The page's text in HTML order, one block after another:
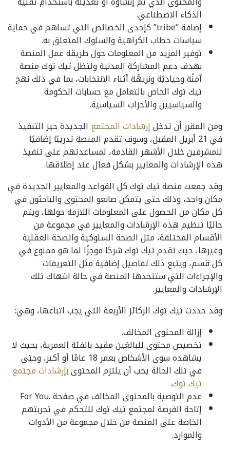
الذكاء الاصطناعي.
إضافة “tribe” كإحدى الخصائص التي تساهم في حماية
سياسات خطاب الكراهية والسلوك المتعلق به.
توفير المزيد من المعلومات حول طريقة عمل المنصة
بهدف دعم المشاركة المدنية ولتظل تيك توك منصة
آمنًة وحياديًة ونزيهًة أثناء الانتخابات، بما في ذلك نهج
تيك توك الخاص بالتعامل مع حسابات الحكومة
والسياسيين والأحزاب السياسية.
ومن المقرر أن تدخلإرشادات المجتمع الجديدة حيز التنفيذ
في 21 أبريل المقبل، وسوف تقدم المنصة تدريبًا إضافيًا
للمشرفين خلال الأشهر القادمة، لمساعدتهم على تنفيذ
هذه الإرشادات والمعايير بشكل فعال عند إطلاقها.
وقد جمعت منصة تيك توك كل القواعد والمعايير الجديدة في
مكان واحد، وذلك حتى يتمكن صانعو المحتوى والباحثون في
كل مكان من الحصول على المعلومات اللازمة حولها، ويتم
حاليًا تنظيم هذه الإرشادات والمعايير في مجموعة من
الأقسام المختلفة، مثل الصحة السلوكية والصحة العقلية
وغيرها، حيث تقدم تيك توك شرحًا موجزًا لما هو ممنوع في
كل قسم، ويتبع ذلك تفاصيل إضافية مثل التعريفات
والإجراءات التي ستتخذها المنصة في حالة انتهاك تلك
الإرشادات والمعايير.
وقد حددت تيك توك الركائز الأربعة التي يجب اتباعها، وهي:
إزالة المحتوى المخالف.
تخصيص محتوى للبالغين مقيد بالفئة العمرية، بحيث لا
يشاهده سوى الأشخاص بعمر 18 عامًا أو أكبر، وحتى
في تلك الحالة يجب أن يلتزم المحتوىبإرشادات مجتمع
تيك توك.
عدم التوصية بالمحتوى المخالف في صفحة .For You
إتاحة الفرصة لمجتمع تيك توك للتحكم في تجربتهم
الخاصة على المنصة من خلال مجموعة من الأدوات
والموارد.